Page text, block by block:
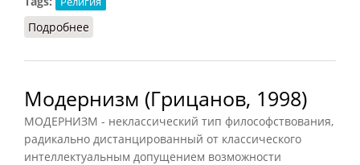
Подробнее
Модернизм (Грицанов, 1998)
МОДЕРНИЗМ - неклассический тип философствования,
радикально дистанцированный от классического
интеллектуальным допущением возможности